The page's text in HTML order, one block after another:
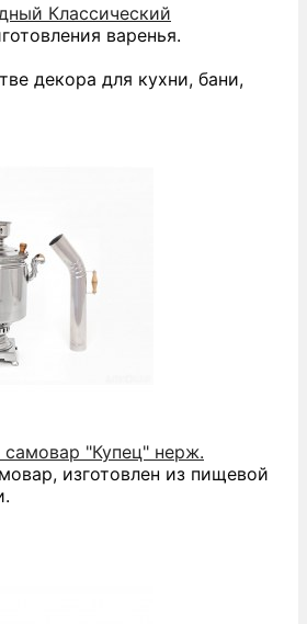
Классический
варенья.
декора для кухни, бани,
"Купец" нерж.
изготовлен из пищевой